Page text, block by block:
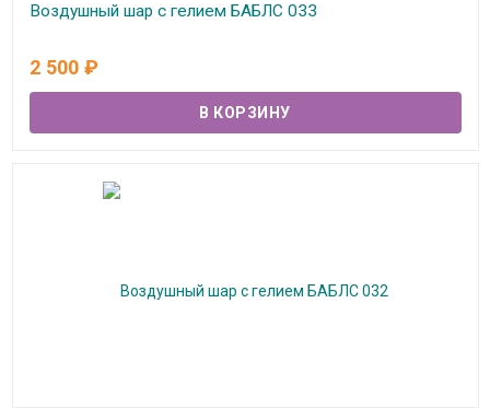
Воздушный шар с гелием БАБЛС 033
2 500 ₽